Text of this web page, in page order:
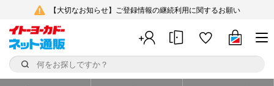
【大切なお知らせ】ご登録情報の継続利用に関するお願い